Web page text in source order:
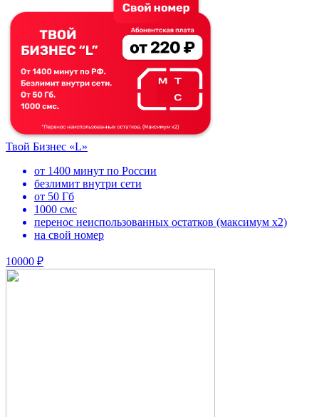
Твой Бизнес «L»
от 1400 минут по России
безлимит внутри сети
от 50 Гб
1000 смс
перенос неиспользованных остатков (максимум х2)
на свой номер
10000 ₽